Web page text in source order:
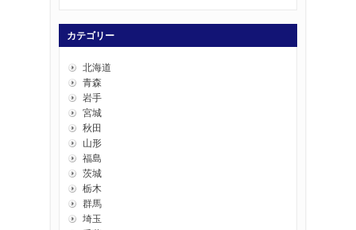
カテゴリー
北海道
青森
岩手
宮城
秋田
山形
福島
茨城
栃木
群馬
埼玉